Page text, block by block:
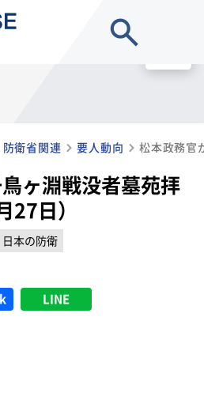
防衛省関連 要人動向
ヶ淵戦没者墓苑拝
日）
日本の防衛
LINE